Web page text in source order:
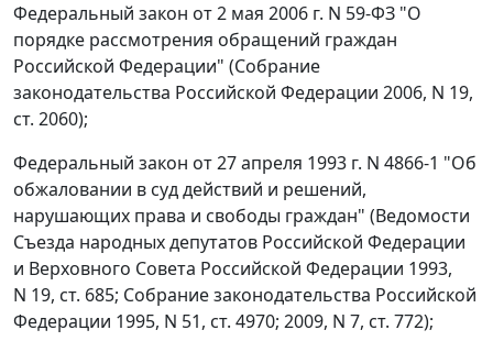
Федеральный закон от 2 мая 2006 г. N 59-ФЗ "О
порядке рассмотрения обращений граждан
Российской Федерации" (Собрание
законодательства Российской Федерации 2006, N 19,
ст. 2060);
Федеральный закон от 27 апреля 1993 г. N 4866-1 "Об
обжаловании в суд действий и решений,
нарушающих права и свободы граждан" (Ведомости
Съезда народных депутатов Российской Федерации
и Верховного Совета Российской Федерации 1993,
N 19, ст. 685; Собрание законодательства Российской
Федерации 1995, N 51, ст. 4970; 2009, N 7, ст. 772);